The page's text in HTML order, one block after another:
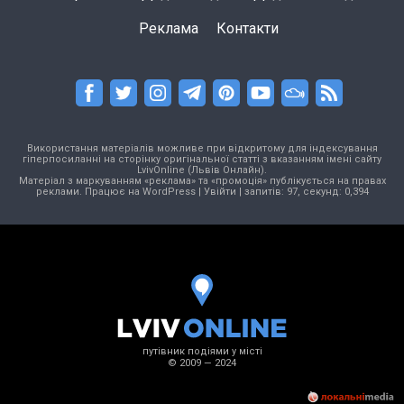
Реклама Контакти
Використання матеріалів можливе при відкритому для індексування
гіперпосиланні на сторінку оригінальної статті з вказанням імені сайту
LvivOnline (Львів Онлайн).
Матеріал з маркуванням «реклама» та «промоція» публікується на правах
реклами. Працює на WordPress| Увійти | запитів: 97, секунд: 0,394
путівник подіями у місті
© 2009 — 2024